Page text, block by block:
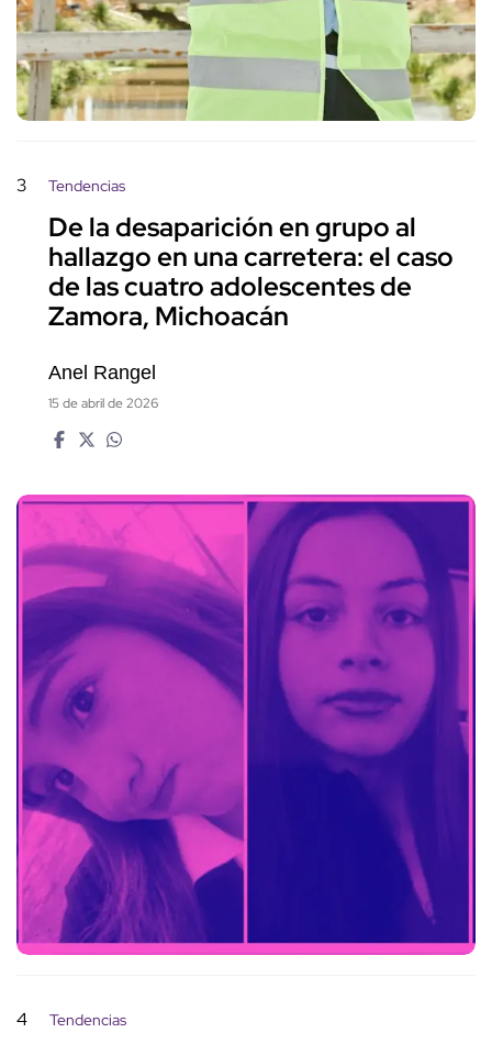
3 Tendencias
De la desaparición en grupo al
hallazgo en una carretera: el caso
de las cuatro adolescentes de
Zamora, Michoacán
Anel Rangel
15 de abril de 2026
4 Tendencias